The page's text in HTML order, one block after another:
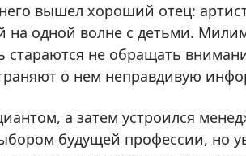
вышел хороший отец:
одной волне с детьми.
не обращать
о нем неправдивую
а затем устроился
будущей профессии, но